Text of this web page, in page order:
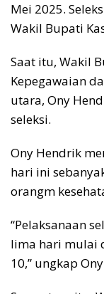
Mei 2025.
Wakil Bupati
Saat itu, Wakil
Kepegawaian
utara, Ony
seleksi.
Ony Hendrik
hari ini
orangm
“Pelaksanaan
lima hari mulai
10,” ungkap